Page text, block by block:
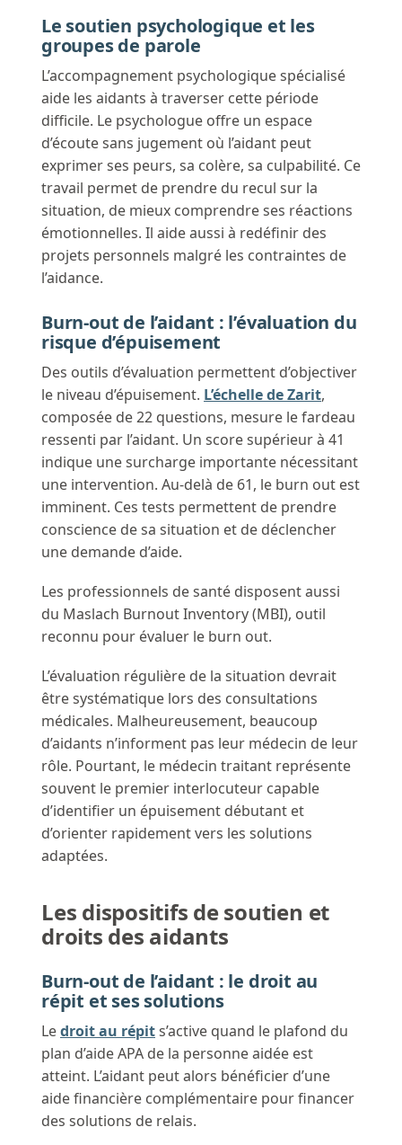
Le soutien psychologique et les
groupes de parole
L’accompagnement psychologique spécialisé
aide les aidants à traverser cette période
difficile. Le psychologue offre un espace
d’écoute sans jugement où l’aidant peut
exprimer ses peurs, sa colère, sa culpabilité. Ce
travail permet de prendre du recul sur la
situation, de mieux comprendre ses réactions
émotionnelles. Il aide aussi à redéfinir des
projets personnels malgré les contraintes de
l’aidance.
Burn-out de l’aidant : l’évaluation du
risque d’épuisement
Des outils d’évaluation permettent d’objectiver
le niveau d’épuisement. L’échelle de Zarit,
composée de 22 questions, mesure le fardeau
ressenti par l’aidant. Un score supérieur à 41
indique une surcharge importante nécessitant
une intervention. Au-delà de 61, le burn out est
imminent. Ces tests permettent de prendre
conscience de sa situation et de déclencher
une demande d’aide.
Les professionnels de santé disposent aussi
du Maslach Burnout Inventory (MBI), outil
reconnu pour évaluer le burn out.
L’évaluation régulière de la situation devrait
être systématique lors des consultations
médicales. Malheureusement, beaucoup
d’aidants n’informent pas leur médecin de leur
rôle. Pourtant, le médecin traitant représente
souvent le premier interlocuteur capable
d’identifier un épuisement débutant et
d’orienter rapidement vers les solutions
adaptées.
Les dispositifs de soutien et
droits des aidants
Burn-out de l’aidant : le droit au
répit et ses solutions
Ledroit au répits’active quand le plafond du
plan d’aide APA de la personne aidée est
atteint. L’aidant peut alors bénéficier d’une
aide financière complémentaire pour financer
des solutions de relais.